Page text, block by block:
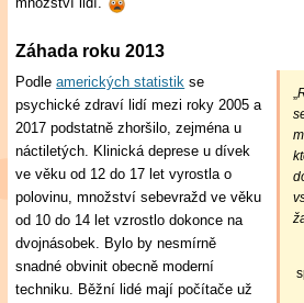
Záhada roku 2013
„
Podleamerických statistik se
psychické zdraví lidí mezi roky 2005 a
2017 podstatně zhoršilo, zejména u
náctiletých. Klinická deprese u dívek
ve věku od 12 do 17 let vyrostla o
polovinu, množství sebevražd ve věku
od 10 do 14 let vzrostlo dokonce na
dvojnásobek. Bylo by nesmírně
snadné obvinit obecně moderní
techniku. Běžní lidé mají počítače už